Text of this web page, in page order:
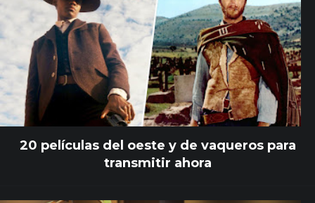
20 películas del oeste y de vaqueros para
transmitir ahora